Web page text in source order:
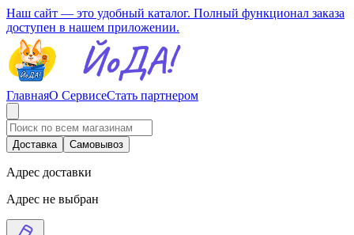
Наш сайт — это удобный каталог. Полный функционал заказа
доступен в нашем приложении.
ГлавнаяО СервисеСтать партнером
Доставка Самовывоз
Адрес доставки
Адрес не выбран